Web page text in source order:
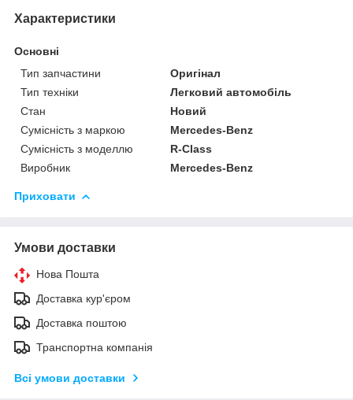
Характеристики
Основні
Тип запчастини
Оригінал
Тип техніки
Легковий автомобіль
Стан
Новий
Сумісність з маркою
Mercedes-Benz
Сумісність з моделлю
R-Class
Виробник
Mercedes-Benz
Приховати
Умови доставки
Нова Пошта
Доставка кур'єром
Доставка поштою
Транспортна компанія
Всі умови доставки